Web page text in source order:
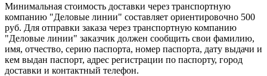
Минимальная стоимость доставки через транспортную
компанию "Деловые линии" составляет ориентировочно 500
руб. Для отправки заказа через транспортную компанию
"Деловые линии" заказчик должен сообщить свои фамилию,
имя, отчество, серию паспорта, номер паспорта, дату выдачи и
кем выдан паспорт, адрес регистрации по паспорту, город
доставки и контактный телефон.